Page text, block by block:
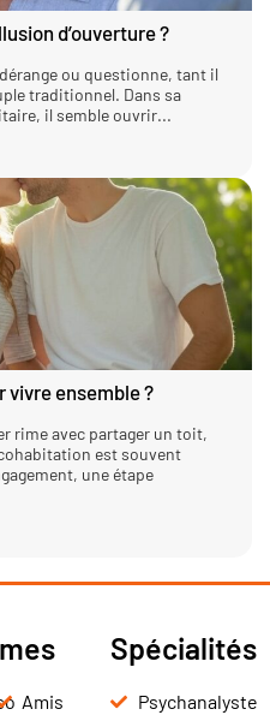
d’ouverture ?
ou questionne, tant il
traditionnel. Dans sa
il semble ouvrir...
vivre ensemble ?
rime avec partager un toit,
est souvent
une étape
Amis
Spécialités
Psychanalyste